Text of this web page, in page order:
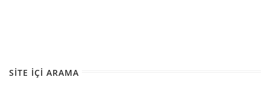
SITE İÇI ARAMA